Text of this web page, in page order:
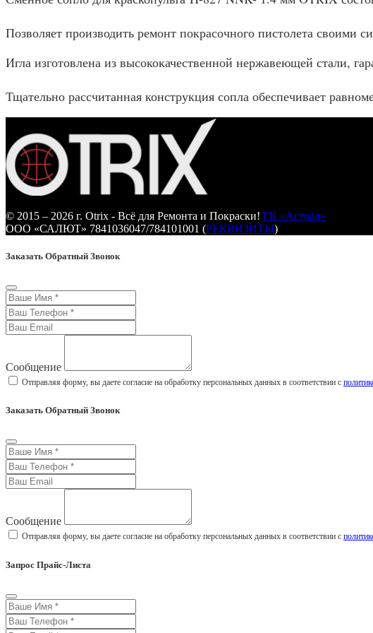
Позволяет производить ремонт покрасочного пистолета своими
Игла изготовлена из высококачественной нержавеющей стали,
Тщательно рассчитанная конструкция сопла обеспечивает
© 2015 – 2026 г. Otrix - Всё для Ремонта и Покраски! ГК «Астрал»
ООО «САЛЮТ» 7841036047/784101001 (РЕКВИЗИТЫ)
Заказать Обратный Звонок
Сообщение
Отправляя форму, вы даете согласие на обработку персональных данных в соответствии с
Заказать Обратный Звонок
Сообщение
Отправляя форму, вы даете согласие на обработку персональных данных в соответствии с
Запрос Прайс-Листа